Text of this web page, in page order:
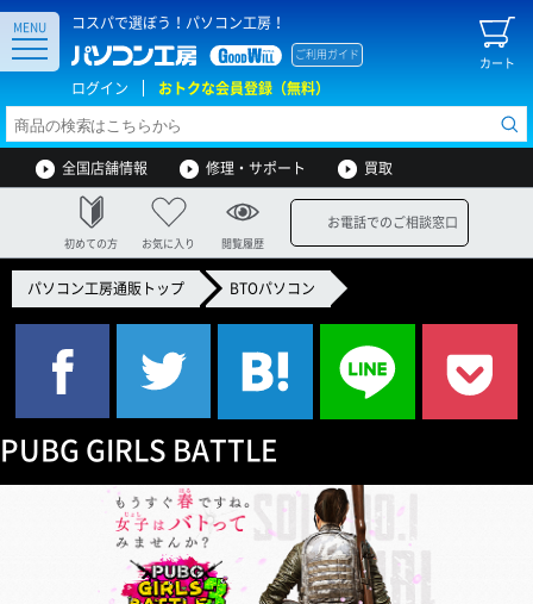
コスパで選ぼう！パソコン工房！
カート
ご利用ガイド
ログイン おトクな会員登録（無料）
MENU
全国店舗情報 修理・サポート 買取
初めての方 お気に入り 閲覧履歴
お電話でのご相談窓口
パソコン工房通販トップ BTOパソコン
PUBG GIRLS BATTLE